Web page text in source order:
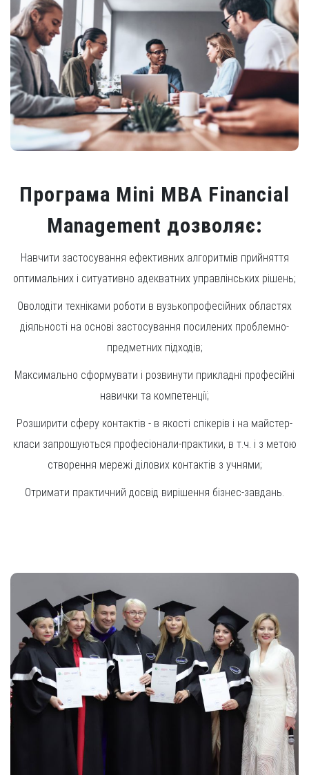
Програма Mini MBA Financial
Management дозволяє:
Навчити застосування ефективних алгоритмів прийняття
оптимальних і ситуативно адекватних управлінських рішень;
Оволодіти техніками роботи в вузькопрофесійних областях
діяльності на основі застосування посилених проблемно-
предметних підходів;
Максимально сформувати і розвинути прикладні професійні
навички та компетенції;
Розширити сферу контактів - в якості спікерів і на майстер-
класи запрошуються професіонали-практики, в т.ч. і з метою
створення мережі ділових контактів з учнями;
Отримати практичний досвід вирішення бізнес-завдань.